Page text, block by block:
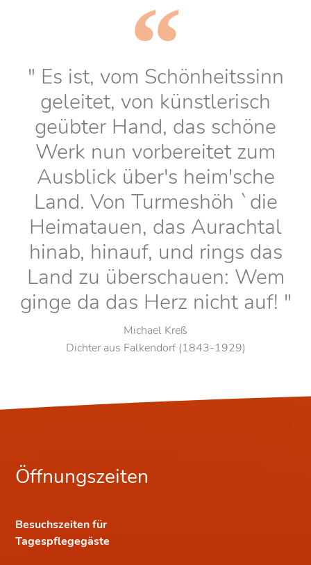
" Es ist, vom Schönheitssinn
geleitet, von künstlerisch
geübter Hand, das schöne
Werk nun vorbereitet zum
Ausblick über's heim'sche
Land. Von Turmeshöh `die
Heimatauen, das Aurachtal
hinab, hinauf, und rings das
Land zu überschauen: Wem
ginge da das Herz nicht auf! "
Michael Kreß
Dichter aus Falkendorf (1843-1929)
Öffnungszeiten
Besuchszeiten für
Tagespflegegäste